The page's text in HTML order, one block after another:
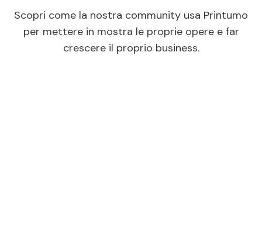
Scopri come la nostra community usa Printumo
per mettere in mostra le proprie opere e far
crescere il proprio business.